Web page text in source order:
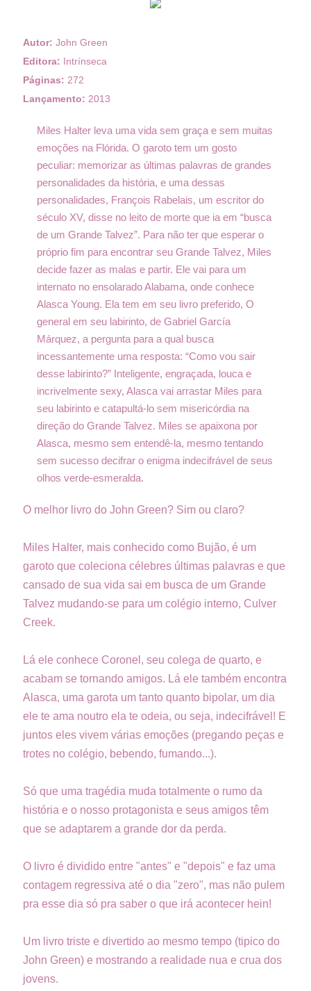
Autor: John Green
Editora: Intrínseca
Páginas: 272
Lançamento: 2013
Miles Halter leva uma vida sem graça e sem muitas
emoções na Flórida. O garoto tem um gosto
peculiar: memorizar as últimas palavras de grandes
personalidades da história, e uma dessas
personalidades, François Rabelais, um escritor do
século XV, disse no leito de morte que ia em “busca
de um Grande Talvez”. Para não ter que esperar o
próprio fim para encontrar seu Grande Talvez, Miles
decide fazer as malas e partir. Ele vai para um
internato no ensolarado Alabama, onde conhece
Alasca Young. Ela tem em seu livro preferido, O
general em seu labirinto, de Gabriel García
Márquez, a pergunta para a qual busca
incessantemente uma resposta: “Como vou sair
desse labirinto?” Inteligente, engraçada, louca e
incrivelmente sexy, Alasca vai arrastar Miles para
seu labirinto e catapultá-lo sem misericórdia na
direção do Grande Talvez. Miles se apaixona por
Alasca, mesmo sem entendê-la, mesmo tentando
sem sucesso decifrar o enigma indecifrável de seus
olhos verde-esmeralda.
O melhor livro do John Green? Sim ou claro?
Miles Halter, mais conhecido como Bujão, é um
garoto que coleciona célebres últimas palavras e que
cansado de sua vida sai em busca de um Grande
Talvez mudando-se para um colégio interno, Culver
Creek.
Lá ele conhece Coronel, seu colega de quarto, e
acabam se tornando amigos. Lá ele também encontra
Alasca, uma garota um tanto quanto bipolar, um dia
ele te ama noutro ela te odeia, ou seja, indecifrável! E
juntos eles vivem várias emoções (pregando peças e
trotes no colégio, bebendo, fumando...).
Só que uma tragédia muda totalmente o rumo da
história e o nosso protagonista e seus amigos têm
que se adaptarem a grande dor da perda.
O livro é dividido entre "antes" e "depois" e faz uma
contagem regressiva até o dia "zero", mas não pulem
pra esse dia só pra saber o que irá acontecer hein!
Um livro triste e divertido ao mesmo tempo (tipico do
John Green) e mostrando a realidade nua e crua dos
jovens.